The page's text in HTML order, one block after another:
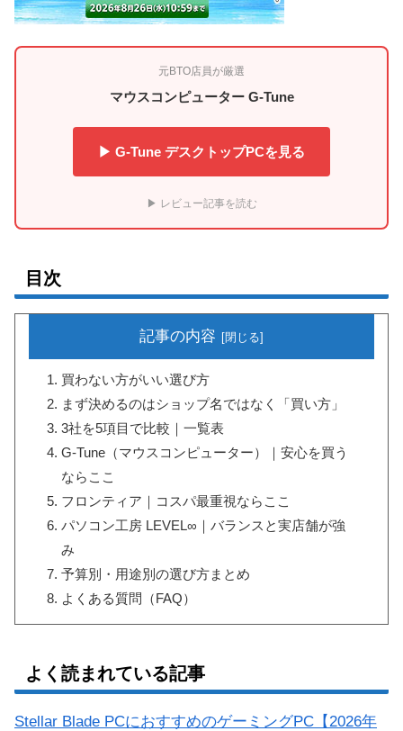
元BTO店員が厳選
マウスコンピューター G-Tune
▶ G-Tune デスクトップPCを見る
▶ レビュー記事を読む
目次
記事の内容
買わない方がいい選び方
まず決めるのはショップ名ではなく「買い方」
3社を5項目で比較｜一覧表
G-Tune（マウスコンピューター）｜安心を買う
ならここ
フロンティア｜コスパ最重視ならここ
パソコン工房 LEVEL∞｜バランスと実店舗が強
み
予算別・用途別の選び方まとめ
よくある質問（FAQ）
よく読まれている記事
Stellar Blade PCにおすすめのゲーミングPC【2026年